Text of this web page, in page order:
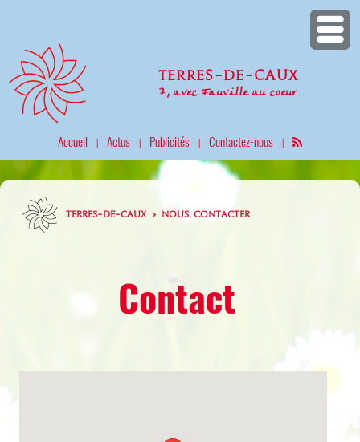
Terres-de-Caux
7, avec Fauville au coeur
Accueil | Actus | Publicités | Contactez-nous |
TERRES-DE-CAUX > NOUS CONTACTER
Contact